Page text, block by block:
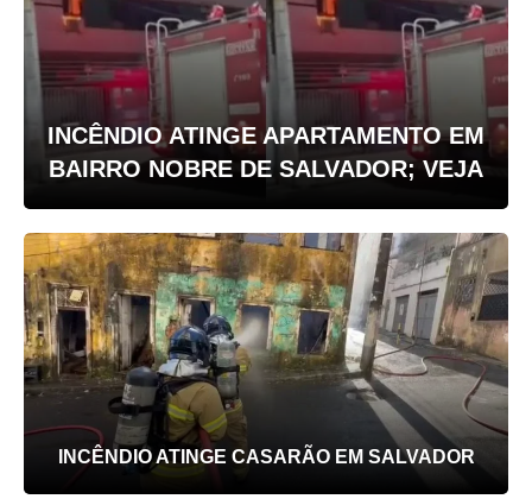
INCÊNDIO ATINGE APARTAMENTO EM
BAIRRO NOBRE DE SALVADOR; VEJA
INCÊNDIO ATINGE CASARÃO EM SALVADOR